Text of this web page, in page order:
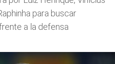
para buscar
a la defensa